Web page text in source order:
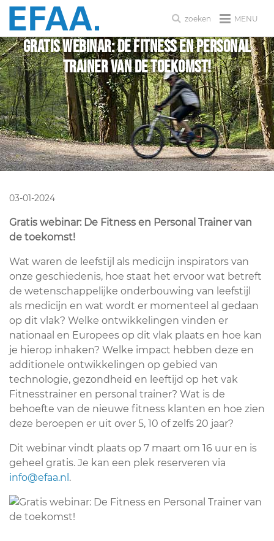
MENU
zoeken
Gratis webinar: De Fitness en Personal
Trainer van de toekomst!
03-01-2024
Gratis webinar: De Fitness en Personal Trainer van
de toekomst!
Wat waren de leefstijl als medicijn inspirators van
onze geschiedenis, hoe staat het ervoor wat betreft
de wetenschappelijke onderbouwing van leefstijl
als medicijn en wat wordt er momenteel al gedaan
op dit vlak? Welke ontwikkelingen vinden er
nationaal en Europees op dit vlak plaats en hoe kan
je hierop inhaken? Welke impact hebben deze en
additionele ontwikkelingen op gebied van
technologie, gezondheid en leeftijd op het vak
Fitnesstrainer en personal trainer? Wat is de
behoefte van de nieuwe fitness klanten en hoe zien
deze beroepen er uit over 5, 10 of zelfs 20 jaar?
Dit webinar vindt plaats op 7 maart om 16 uur en is
geheel gratis. Je kan een plek reserveren via
info@efaa.nl .